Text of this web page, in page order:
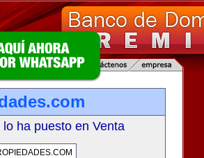
ha puesto en Venta